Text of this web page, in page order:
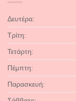
Δευτέρα:
Τρίτη:
Τετάρτη:
Πέμπτη:
Παρασκευή: